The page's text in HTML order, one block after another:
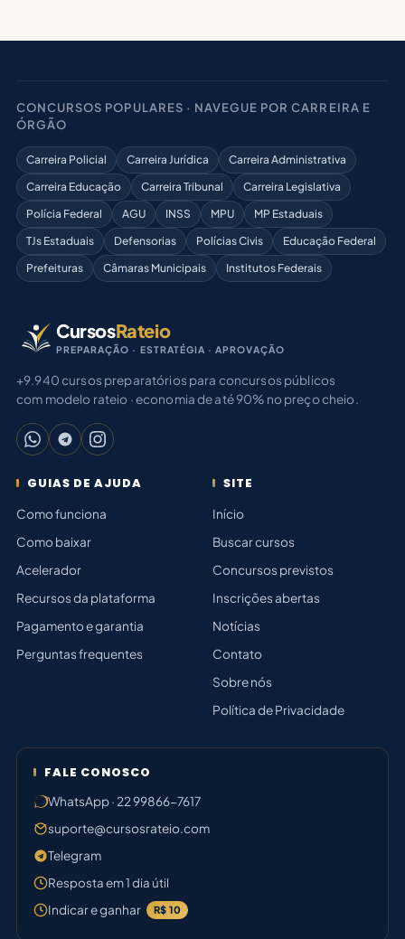
CONCURSOS POPULARES · NAVEGUE POR CARREIRA E
ÓRGÃO
Carreira Policial Carreira Jurídica
Carreira Administrativa
Carreira Educação
Carreira Tribunal
Carreira Legislativa
Polícia Federal
AGU INSS MPU
MP Estaduais
TJs Estaduais
Defensorias Polícias Civis
Educação Federal
Prefeituras
Câmaras Municipais Institutos Federais
CursosRateio
PREPARAÇÃO · ESTRATÉGIA · APROVAÇÃO
+9.940 cursos preparatórios para concursos públicos
com modelo rateio · economia de até 90% no preço cheio.
GUIAS DE AJUDA
Como funciona
Como baixar
Acelerador
Recursos da plataforma
Pagamento e garantia
Perguntas frequentes
SITE
Início
Buscar cursos
Concursos previstos
Inscrições abertas
Notícias
Contato
Sobre nós
Política de Privacidade
FALE CONOSCO
WhatsApp · 22 99866-7617
suporte@cursosrateio.com
Telegram
Resposta em 1 dia útil
Indicar e ganhar
R$ 10